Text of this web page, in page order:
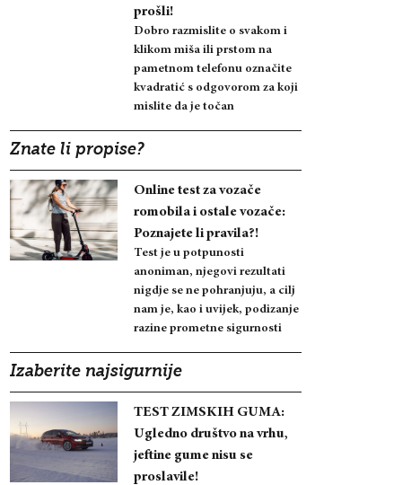
prošli!
Dobro razmislite o svakom i
klikom miša ili prstom na
pametnom telefonu označite
kvadratić s odgovorom za koji
mislite da je točan
Znate li propise?
Online test za vozače
romobila i ostale vozače:
Poznajete li pravila?!
Test je u potpunosti
anoniman, njegovi rezultati
nigdje se ne pohranjuju, a cilj
nam je, kao i uvijek, podizanje
razine prometne sigurnosti
Izaberite najsigurnije
TEST ZIMSKIH GUMA:
Ugledno društvo na vrhu,
jeftine gume nisu se
proslavile!